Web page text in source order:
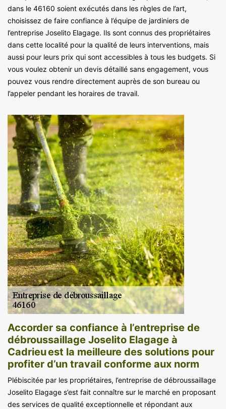
dans le 46160 soient exécutés dans les règles de l’art,
choisissez de faire confiance à l’équipe de jardiniers de
l’entreprise Joselito Elagage. Ils sont connus des propriétaires
dans cette localité pour la qualité de leurs interventions, mais
aussi pour leurs prix qui sont accessibles à tous les budgets. Si
vous voulez obtenir un devis détaillé sans engagement, vous
pouvez vous rendre directement auprès de son bureau ou
l’appeler pendant les horaires de travail.
Accorder sa confiance à l’entreprise de
débroussaillage Joselito Elagage à
Cadrieu est la meilleure des solutions pour
profiter d’un travail conforme aux norm
Plébiscitée par les propriétaires, l’entreprise de débroussaillage
Joselito Elagage s’est fait connaître sur le marché en proposant
des services de qualité exceptionnelle et répondant aux